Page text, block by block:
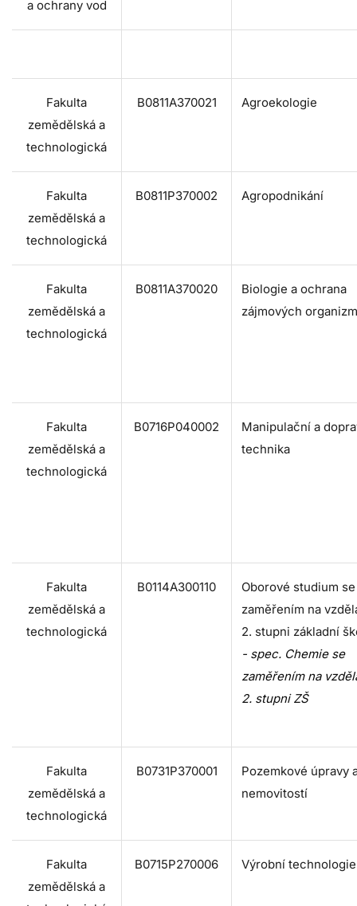
a ochrany vod
Fakulta
zemědělská a
technologická
B0811A370021 Agroekologie
Fakulta
zemědělská a
technologická
B0811P370002 Agropodnikání
Fakulta
zemědělská a
technologická
B0811A370020
Biologie a ochrana
zájmových
Fakulta
zemědělská a
technologická
B0716P040002
Manipulační a
technika
Fakulta
zemědělská a
technologická
B0114A300110
Oborové studium se
zaměřením na
2. stupni základní
- spec. Chemie se
zaměřením na
2. stupni ZŠ
Fakulta
zemědělská a
technologická
B0731P370001
Pozemkové úpravy
nemovitostí
Fakulta
zemědělská a
B0715P270006 Výrobní technologie